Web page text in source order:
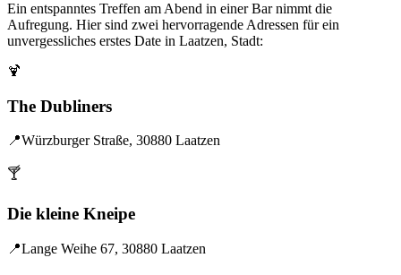
Ein entspanntes Treffen am Abend in einer Bar nimmt die
Aufregung. Hier sind zwei hervorragende Adressen für ein
unvergessliches erstes Date in Laatzen, Stadt:
🍹
The Dubliners
📍Würzburger Straße, 30880 Laatzen
🍸
Die kleine Kneipe
📍Lange Weihe 67, 30880 Laatzen